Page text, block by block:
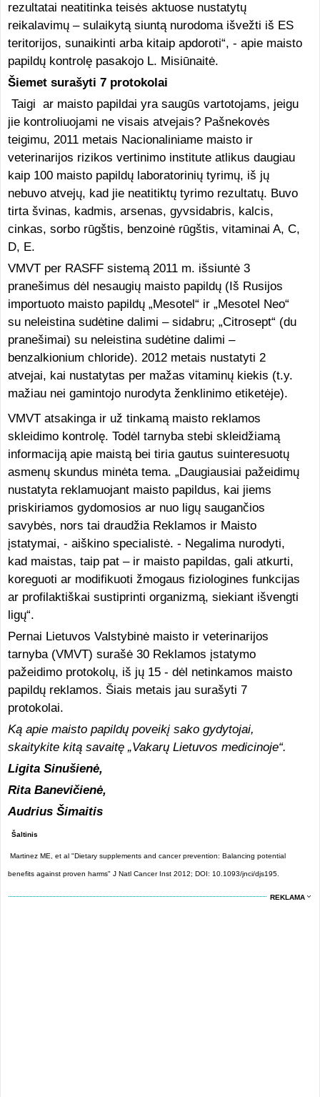
rezultatai neatitinka teisės aktuose nustatytų
reikalavimų – sulaikytą siuntą nurodoma išvežti iš ES
teritorijos, sunaikinti arba kitaip apdoroti“, - apie maisto
papildų kontrolę pasakojo L. Misiūnaitė.
Šiemet surašyti 7 protokolai
Taigi ar maisto papildai yra saugūs vartotojams, jeigu
jie kontroliuojami ne visais atvejais? Pašnekovės
teigimu, 2011 metais Nacionaliniame maisto ir
veterinarijos rizikos vertinimo institute atlikus daugiau
kaip 100 maisto papildų laboratorinių tyrimų, iš jų
nebuvo atvejų, kad jie neatitiktų tyrimo rezultatų. Buvo
tirta švinas, kadmis, arsenas, gyvsidabris, kalcis,
cinkas, sorbo rūgštis, benzoinė rūgštis, vitaminai A, C,
D, E.
VMVT per RASFF sistemą 2011 m. išsiuntė 3
pranešimus dėl nesaugių maisto papildų (Iš Rusijos
importuoto maisto papildų „Mesotel“ ir „Mesotel Neo“
su neleistina sudėtine dalimi – sidabru; „Citrosept“ (du
pranešimai) su neleistina sudėtine dalimi –
benzalkionium chloride). 2012 metais nustatyti 2
atvejai, kai nustatytas per mažas vitaminų kiekis (t.y.
mažiau nei gamintojo nurodyta ženklinimo etiketėje).
VMVT atsakinga ir už tinkamą maisto reklamos
skleidimo kontrolę. Todėl tarnyba stebi skleidžiamą
informaciją apie maistą bei tiria gautus suinteresuotų
asmenų skundus minėta tema. „Daugiausiai pažeidimų
nustatyta reklamuojant maisto papildus, kai jiems
priskiriamos gydomosios ar nuo ligų saugančios
savybės, nors tai draudžia Reklamos ir Maisto
įstatymai, - aiškino specialistė. - Negalima nurodyti,
kad maistas, taip pat – ir maisto papildas, gali atkurti,
koreguoti ar modifikuoti žmogaus fiziologines funkcijas
ar profilaktiškai sustiprinti organizmą, siekiant išvengti
ligų“.
Pernai Lietuvos Valstybinė maisto ir veterinarijos
tarnyba (VMVT) surašė 30 Reklamos įstatymo
pažeidimo protokolų, iš jų 15 - dėl netinkamos maisto
papildų reklamos. Šiais metais jau surašyti 7
protokolai.
Ką apie maisto papildų poveikį sako gydytojai,
skaitykite kitą savaitę „Vakarų Lietuvos medicinoje“.
Ligita Sinušienė,
Rita Banevičienė,
Audrius Šimaitis
Šaltinis
Martinez ME, et al "Dietary supplements and cancer prevention: Balancing potential
benefits against proven harms" J Natl Cancer Inst 2012; DOI: 10.1093/jnci/djs195.
REKLAMA